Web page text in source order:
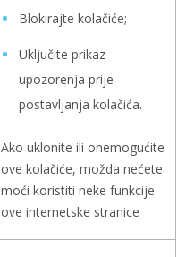
Blokirajte kolačiće;
Uključite prikaz
upozorenja prije
postavljanja kolačića.
Ako uklonite ili onemogućite
ove kolačiće, možda nećete
moći koristiti neke funkcije
ove internetske stranice